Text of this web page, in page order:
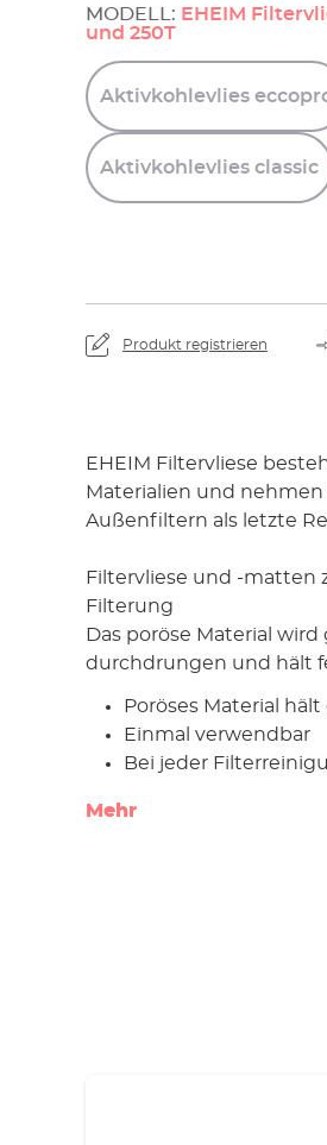
MODELL: EHEIM
und 250T
Aktivkohlevlies
Aktivkohlevlies classic
Produkt registrieren
EHEIM Filtervliese
Materialien und
Außenfiltern als letzte
Filtervliese und -matten
Filterung
Das poröse Material
durchdrungen und hält
Poröses Material
Einmal verwendbar
Bei jeder
Mehr